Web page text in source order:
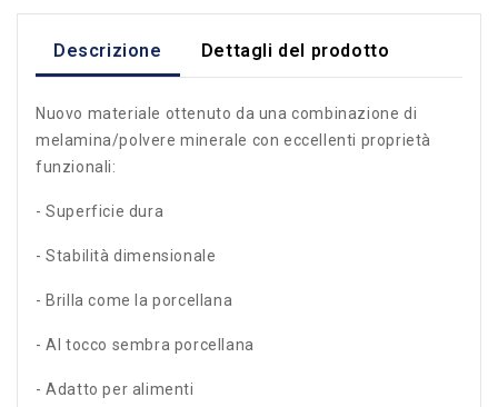
Descrizione Dettagli del prodotto
Nuovo materiale ottenuto da una combinazione di
melamina/polvere minerale con eccellenti proprietà
funzionali:
- Superficie dura
- Stabilità dimensionale
- Brilla come la porcellana
- Al tocco sembra porcellana
- Adatto per alimenti